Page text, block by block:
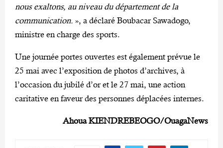
nous exaltons, au niveau du département de la
communication. », a déclaré Boubacar Sawadogo,
ministre en charge des sports.
Une journée portes ouvertes est également prévue le
25 mai avec l’exposition de photos d’archives, à
l’occasion du jubilé d’or et le 27 mai, une action
caritative en faveur des personnes déplacées internes.
Ahoua KIENDREBEOGO/OuagaNews